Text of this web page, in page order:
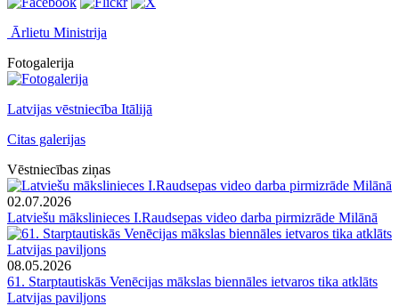
Ārlietu Ministrija
Fotogalerija
Latvijas vēstniecība Itālijā
Citas galerijas
Vēstniecības ziņas
02.07.2026
Latviešu mākslinieces I.Raudsepas video darba pirmizrāde Milānā
08.05.2026
61. Starptautiskās Venēcijas mākslas biennāles ietvaros tika atklāts
Latvijas paviljons